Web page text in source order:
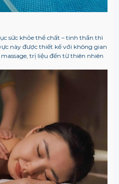
sức khỏe thể chất – tinh thần thì
này được thiết kế với không gian
trị liệu đến từ thiên nhiên